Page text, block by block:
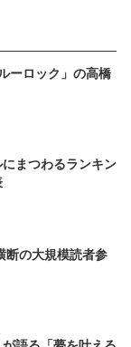
ーロック」の高橋
まつわるランキン
断の大規模読者参